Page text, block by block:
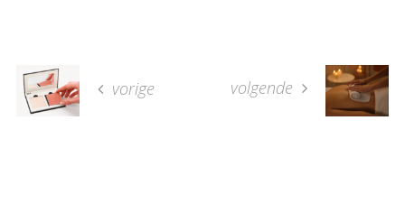
vorige volgende